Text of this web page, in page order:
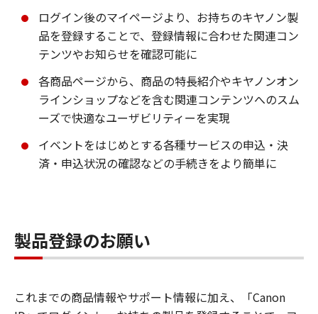
ログイン後のマイページより、お持ちのキヤノン製
品を登録することで、登録情報に合わせた関連コン
テンツやお知らせを確認可能に
各商品ページから、商品の特長紹介やキヤノンオン
ラインショップなどを含む関連コンテンツへのスム
ーズで快適なユーザビリティーを実現
イベントをはじめとする各種サービスの申込・決
済・申込状況の確認などの手続きをより簡単に
製品登録のお願い
これまでの商品情報やサポート情報に加え、「Canon